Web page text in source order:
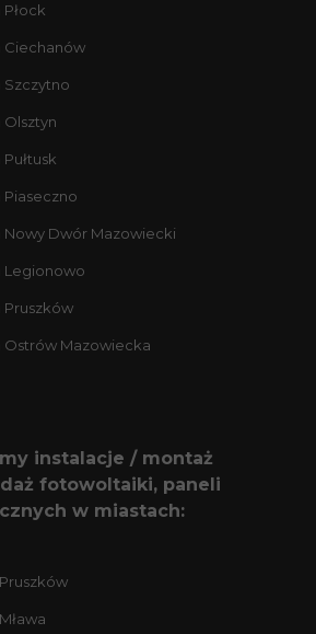
instalacje / montaż
fotowoltaiki, paneli
w miastach:
Ciechanów
Szczytno
Olsztyn
Piaseczno
Nowy Dwór Mazowiecki
Legionowo
Pruszków
Ostrów Mazowiecka